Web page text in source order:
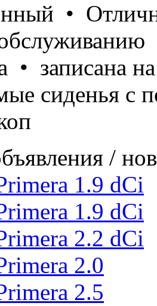
•
• записана
сиденья
/
1.9 dCi
1.9 dCi
2.2 dCi
2.0
2.5